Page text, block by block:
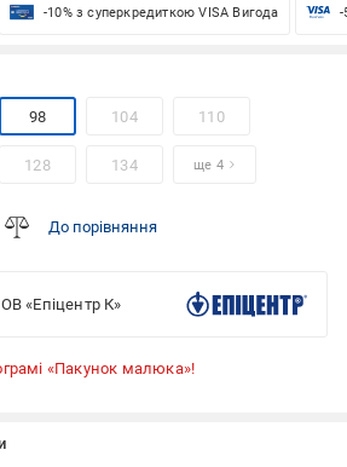
-10% з суперкредиткою VISA Вигода -
98 104 110
128 134 ще 4
До порівняння
«Епіцентр К»
«Пакунок малюка»!